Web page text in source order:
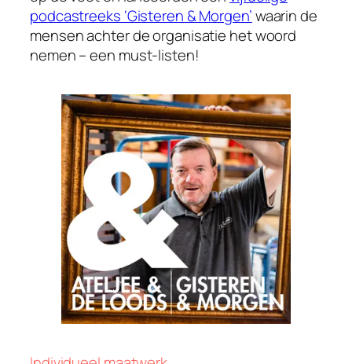
podcastreeks ‘Gisteren & Morgen’waarin de
mensen achter de organisatie het woord
nemen – een must-listen!